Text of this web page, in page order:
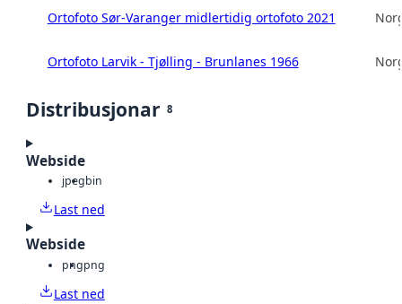
Ortofoto Sør-Varanger midlertidig ortofoto 2021
Ortofoto Larvik - Tjølling - Brunlanes 1966
Distribusjonar 8
Webside
jpegbin
Last ned
Webside
pngpng
Last ned